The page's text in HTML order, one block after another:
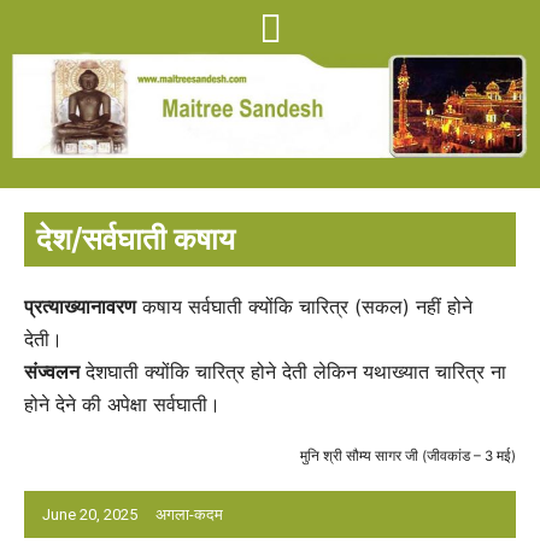
देश/सर्वघाती कषाय
June 20, 2025 अगला-कदम
प्रत्याख्यानावरणकषाय सर्वघाती क्योंकि चारित्र (सकल) नहीं होने
देती।
संज्वलनदेशघाती क्योंकि चारित्र होने देती लेकिन यथाख्यात चारित्र ना
होने देने की अपेक्षा सर्वघाती।
मुनि श्री सौम्य सागर जी (जीवकांड – 3 मई)